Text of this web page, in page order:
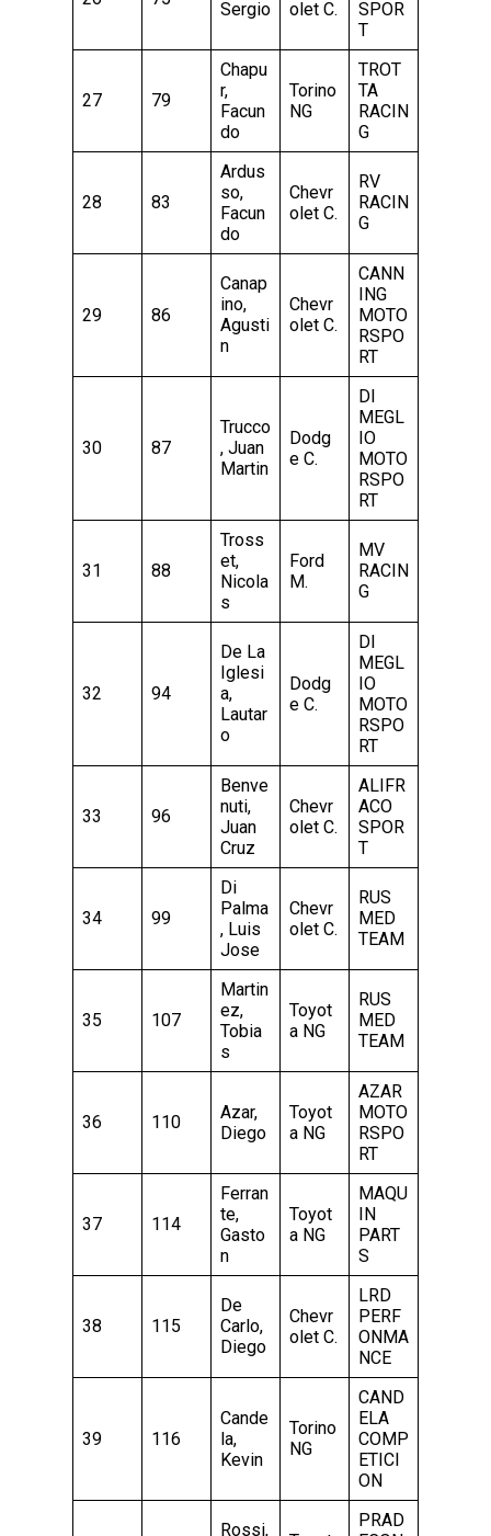
Sergio
olet C.
SPOR
T
27 79
Chapu
r,
Facun
do
Torino
NG
TROT
TA
RACIN
G
28 83
Ardus
so,
Facun
do
Chevr
olet C.
RV
RACIN
G
29 86
Canap
ino,
Agusti
n
Chevr
olet C.
CANN
ING
MOTO
RSPO
RT
30 87
Trucco
, Juan
Martin
Dodg
e C.
DI
MEGL
IO
MOTO
RSPO
RT
31 88
Tross
et,
Nicola
s
Ford
M.
MV
RACIN
G
32 94
De La
Iglesi
a,
Lautar
o
Dodg
e C.
DI
MEGL
IO
MOTO
RSPO
RT
33 96
Benve
nuti,
Juan
Cruz
Chevr
olet C.
ALIFR
ACO
SPOR
T
34 99
Di
Palma
, Luis
Jose
Chevr
olet C.
RUS
MED
TEAM
35 107
Martin
ez,
Tobia
s
Toyot
a NG
RUS
MED
TEAM
36 110
Azar,
Diego
Toyot
a NG
AZAR
MOTO
RSPO
RT
37 114
Ferran
te,
Gasto
n
Toyot
a NG
MAQU
IN
PART
S
38 115
De
Carlo,
Diego
Chevr
olet C.
LRD
PERF
ONMA
NCE
39 116
Cande
la,
Kevin
Torino
NG
CAND
ELA
COMP
ETICI
ON
Rossi,
PRAD